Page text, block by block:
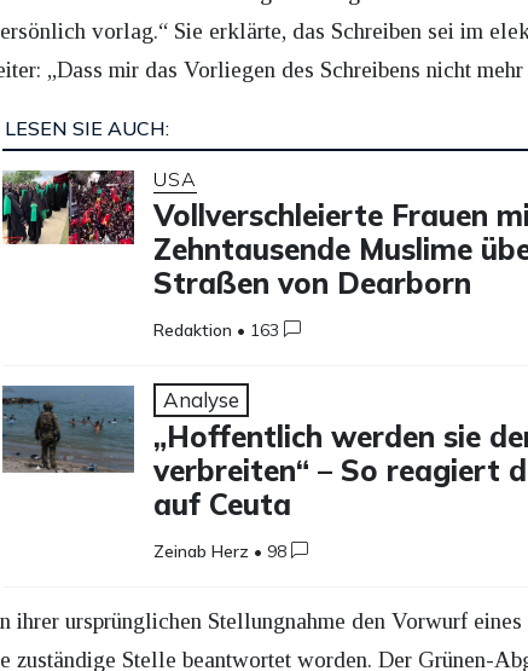
vorlag.“ Sie erklärte, das Schreiben sei im
„Dass mir das Vorliegen des Schreibens nicht
LESEN SIE AUCH:
USA
Vollverschleierte Frauen
Zehntausende Muslime
Straßen von Dearborn
Redaktion • 163
Analyse
„Hoffentlich werden sie
verbreiten“ – So reagiert
auf Ceuta
Zeinab Herz • 98
ihrer ursprünglichen Stellungnahme den Vorwurf
zuständige Stelle beantwortet worden. Der Grünen-